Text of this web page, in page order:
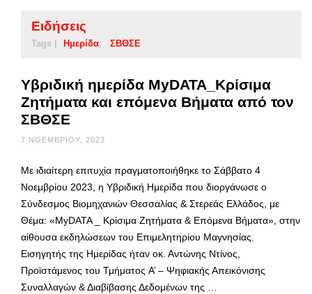
Ειδήσεις
Tags | Ημερίδα ΣΒΘΣΕ
Υβριδική ημερίδα MyDATA_Κρίσιμα
Ζητήματα και επόμενα Βήματα από τον
ΣΒΘΣΕ
7 ΝΟΕΜΒΡΊΟΥ, 2023
Με ιδιαίτερη επιτυχία πραγματοποιήθηκε το Σάββατο 4
Νοεμβρίου 2023, η Υβριδική Ημερίδα που διοργάνωσε ο
Σύνδεσμος Βιομηχανιών Θεσσαλίας & Στερεάς Ελλάδος, με
Θέμα: «MyDATA _ Κρίσιμα Ζητήματα & Επόμενα Βήματα», στην
αίθουσα εκδηλώσεων του Επιμελητηρίου Μαγνησίας.
Εισηγητής της Ημερίδας ήταν οκ. Αντώνης Ντίνος,
Προϊστάμενος του Τμήματος A’ – Ψηφιακής Απεικόνισης
Συναλλαγών & Διαβίβασης Δεδομένων της …